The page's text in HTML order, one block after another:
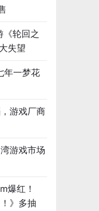
轮回之
失望
年一梦花
游戏厂商
游戏市场
爆红！
》多抽